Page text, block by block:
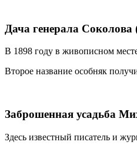
Дача генерала
В 1898 году в живописном
Второе название особняк
Заброшенная усадьба
Здесь известный писатель и